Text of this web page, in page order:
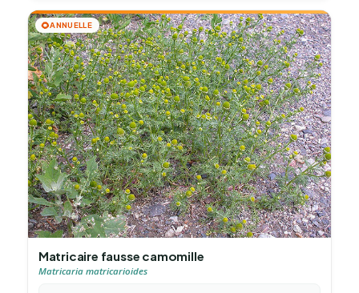
🌻ANNUELLE
Matricaire fausse camomille
Matricaria matricarioides